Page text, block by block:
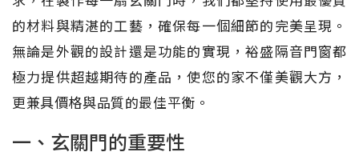
的材料與精湛的工藝，確保每一個細節的完美呈現。
無論是外觀的設計還是功能的實現，裕盛隔音門窗都
極力提供超越期待的產品，使您的家不僅美觀大方，
更兼具價格與品質的最佳平衡。
一、玄關門的重要性